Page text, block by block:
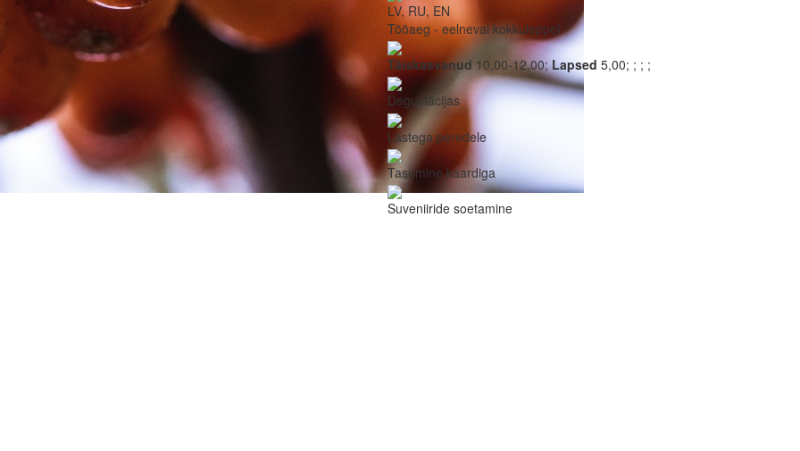
LV, RU, EN
Tööaeg - eelneval kokkuleppel
Täiskasvanud10,00-12,00;Lapsed 5,00; ; ; ;
Degustācijas
Lastega peredele
Tasumine kaardiga
Suveniiride soetamine